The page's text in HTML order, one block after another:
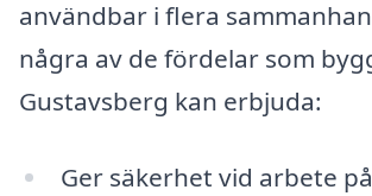
användbar i flera
några av de fördelar som
Gustavsberg kan erbjuda:
Ger säkerhet vid arbete